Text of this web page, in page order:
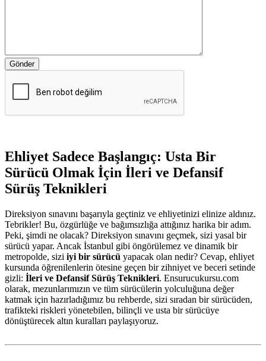
Gönder
Ehliyet Sadece Başlangıç: Usta Bir
Sürücü Olmak İçin İleri ve Defansif
Sürüş Teknikleri
Direksiyon sınavını başarıyla geçtiniz ve ehliyetinizi elinize aldınız.
Tebrikler! Bu, özgürlüğe ve bağımsızlığa attığınız harika bir adım.
Peki, şimdi ne olacak? Direksiyon sınavını geçmek, sizi yasal bir
sürücü yapar. Ancak İstanbul gibi öngörülemez ve dinamik bir
metropolde, sizi iyi bir sürücü yapacak olan nedir? Cevap, ehliyet
kursunda öğrenilenlerin ötesine geçen bir zihniyet ve beceri setinde
gizli: İleri ve Defansif Sürüş Teknikleri. Ensurucukursu.com
olarak, mezunlarımızın ve tüm sürücülerin yolculuğuna değer
katmak için hazırladığımız bu rehberde, sizi sıradan bir sürücüden,
trafikteki riskleri yönetebilen, bilinçli ve usta bir sürücüye
dönüştürecek altın kuralları paylaşıyoruz.